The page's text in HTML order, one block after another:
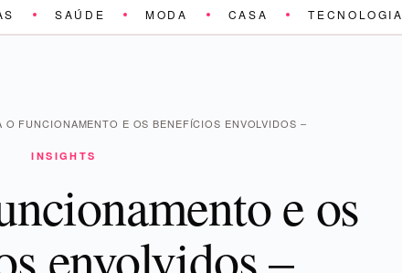
SAÚDE MODA CASA TECNOLOGIA
O FUNCIONAMENTO E OS BENEFÍCIOS ENVOLVIDOS –
INSIGHTS
e os
envolvidos –